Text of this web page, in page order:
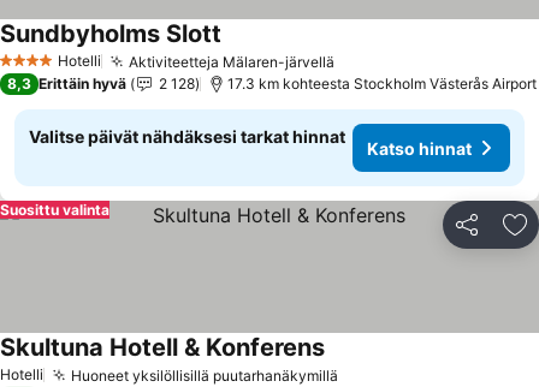
4 Tähtiluokitus
Hotelli Aktiviteetteja Mälaren-järvellä
Sundbyholms Slott
8,3 Erittäin hyvä 2 128 17.3 km kohteesta Stockholm Västerås Airport
Valitse päivät nähdäksesi tarkat hinnat
Katso hinnat
Jaa
Suosittu valinta
Hotelli Huoneet yksilöllisillä puutarhanäkymillä
Skultuna Hotell & KonferensKatso hinnat